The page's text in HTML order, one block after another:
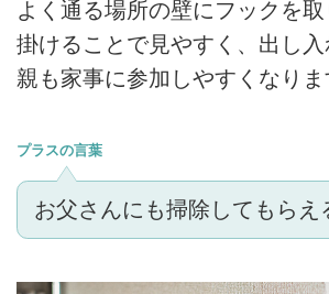
よく通る場所の壁にフックを
掛けることで見やすく、出し
親も家事に参加しやすくなりま
プラスの言葉
お父さんにも掃除してもらえ